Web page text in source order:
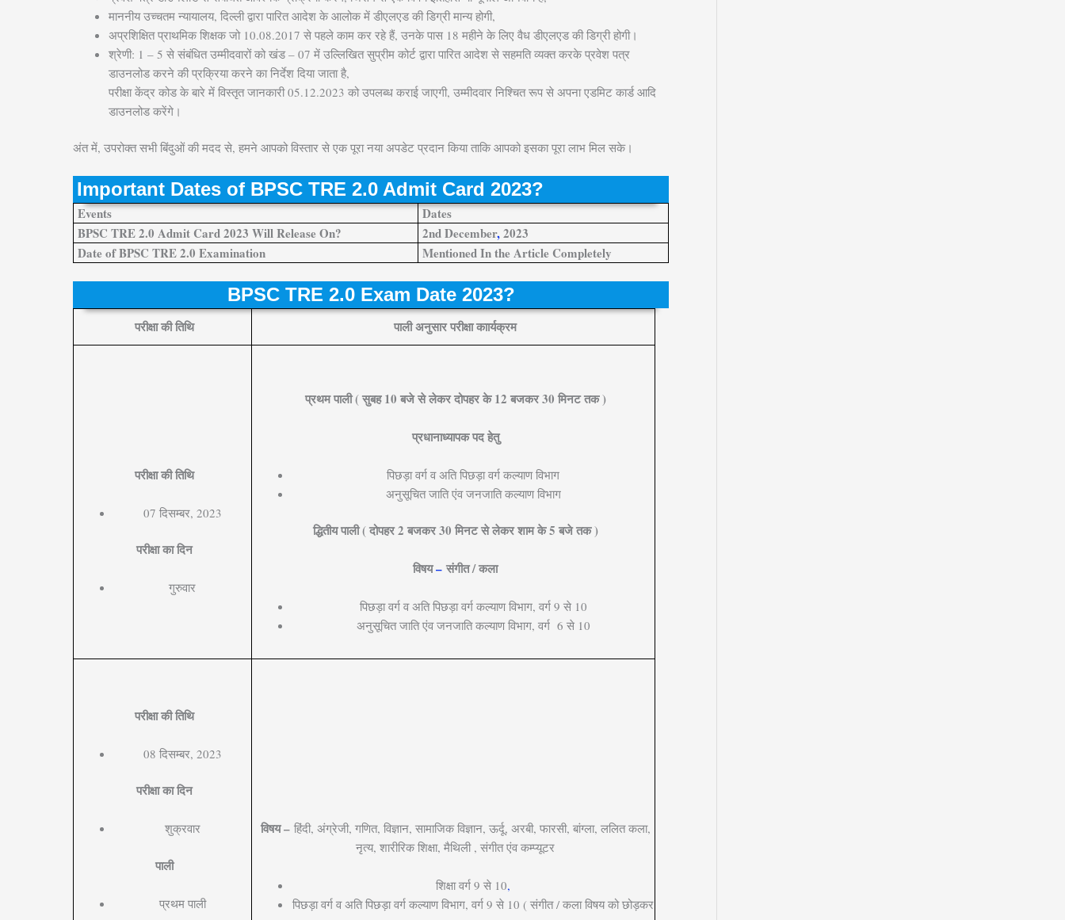
माननीय उच्चतम न्यायालय, दिल्ली द्वारा पारित आदेश के आलोक में डीएलएड की डिग्री मान्य होगी,
अप्रशिक्षित प्राथमिक शिक्षक जो 10.08.2017 से पहले काम कर रहे हैं, उनके पास 18 महीने के लिए वैध डीएलएड की डिग्री होगी।
श्रेणी: 1 – 5 से संबंधित उम्मीदवारों को खंड – 07 में उल्लिखित सुप्रीम कोर्ट द्वारा पारित आदेश से सहमति व्यक्त करके प्रवेश पत्र
डाउनलोड करने की प्रक्रिया करने का निर्देश दिया जाता है,
परीक्षा केंद्र कोड के बारे में विस्तृत जानकारी 05.12.2023 को उपलब्ध कराई जाएगी, उम्मीदवार निश्चित रूप से अपना एडमिट कार्ड आदि
डाउनलोड करेंगे।
अंत में, उपरोक्त सभी बिंदुओं की मदद से, हमने आपको विस्तार से एक पूरा नया अपडेट प्रदान किया ताकि आपको इसका पूरा लाभ मिल सके।
Important Dates of BPSC TRE 2.0 Admit Card 2023?
Events
Dates
BPSC TRE 2.0 Admit Card 2023 Will Release On?
2nd December,2023
Date of BPSC TRE 2.0 Examination
Mentioned In the Article Completely
BPSC TRE 2.0 Exam Date 2023?
परीक्षा की तिथि पाली अनुसार परीक्षा काार्यक्रम
परीक्षा की तिथि
07 दिसम्बर, 2023
परीक्षा का दिन
गुरुवार
प्रथम पाली ( सुबह 10 बजे से लेकर दोपहर के 12 बजकर 30 मिनट तक )
प्रधानाध्यापक पद हेतु
पिछड़ा वर्ग व अति पिछड़ा वर्ग कल्याण विभाग
अनुसूचित जाति एंव जनजाति कल्याण विभाग
द्धितीय पाली ( दोपहर 2 बजकर 30 मिनट से लेकर शाम के 5 बजे तक )
विषय– संगीत / कला
पिछड़ा वर्ग व अति पिछड़ा वर्ग कल्याण विभाग, वर्ग 9 से 10
अनुसूचित जाति एंव जनजाति कल्याण विभाग, वर्ग 6 से 10
परीक्षा की तिथि
08 दिसम्बर, 2023
परीक्षा का दिन
शुक्रवार
पाली
प्रथम पाली
विषय – हिंदी, अंग्रेजी, गणित, विज्ञान, सामाजिक विज्ञान, ऊर्दू, अरबी, फारसी, बांग्ला, ललित कला,
नृत्य, शारीरिक शिक्षा, मैथिली , संगीत एंव कम्प्यूटर
शिक्षा वर्ग 9 से 10,
पिछड़ा वर्ग व अति पिछड़ा वर्ग कल्याण विभाग, वर्ग 9 से 10 ( संगीत / कला विषय को छोड़कर